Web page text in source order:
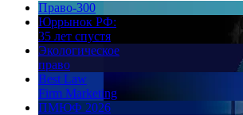
Право-300
Юррынок РФ:
35 лет спустя
Экологическое
право
Best Law
Firm Marketing
ПМЮФ 2026